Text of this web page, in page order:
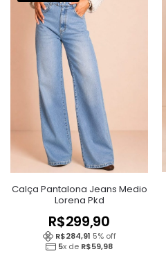
Calça Pantalona Jeans Medio
Lorena Pkd
R$299,90
R$284,91 5% off
5x de R$59,98